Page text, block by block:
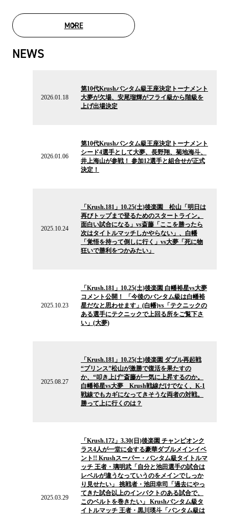
MOREMOVIE LIST
NEWS
2026.01.18
第10代Krushバンタム級王座決定トーナメント
大夢が欠場、安尾瑠輝がフライ級から階級を
上げ出場決定
2026.01.06
第10代Krushバンタム級王座決定トーナメント
シード4選手として大夢、長野翔、菊地海斗、
井上海山が参戦！ 参加12選手と組合せが正式
決定！
2025.10.24
「Krush.181」10.25(土)後楽園 松山「明日は
再びトップまで登るためのスタートライン。
面白い試合になる」vs斎藤「ここを勝ったら
次はタイトルマッチしかやらない」、白幡
「覚悟を持って倒しに行く」vs大夢「死に物
狂いで勝利をつかみたい」
2025.10.23
「Krush.181」10.25(土)後楽園 白幡裕星vs大夢
コメント公開！ 「今後のバンタム級は白幡裕
星だなと思わせます」(白幡)vs「テクニックの
ある選手にテクニックで上回る所をご覧下さ
い」(大夢)
2025.08.27
「Krush.181」10.25(土)後楽園 ダブル再起戦
“プリンス”松山が激勝で復活を果たすの
か、“叩き上げ”斎藤が一気に上昇するのか。
白幡裕星vs大夢 Krush戦線だけでなく、K-1
戦線でもカギになってきそうな両者の対戦。
勝って上に行くのは？
2025.03.29
「Krush.172」3.30(日)後楽園 チャンピオンク
ラス4人が一堂に会する豪華ダブルメインイベ
ント!! Krushスーパー・バンタム級タイトルマ
ッチ 王者・璃明武「自分と池田選手の試合は
レベルが違うなっていうのをメインでしっか
り見せたい」 挑戦者・池田幸司「過去にやっ
てきた試合以上のインパクトのある試合で、
このベルトを巻きたい」 Krushバンタム級タ
イトルマッチ 王者・黒川瑛斗「バンタム級は